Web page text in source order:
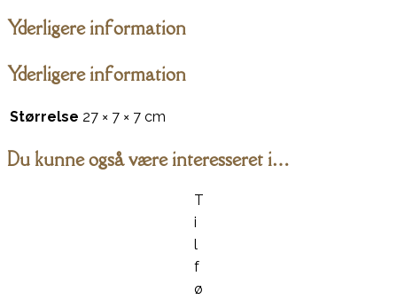
Yderligere information
Yderligere information
Størrelse 27 × 7 × 7 cm
Du kunne også være interesseret i…
T
i
l
f
ø